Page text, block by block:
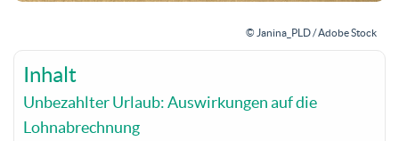
© Janina_PLD / Adobe Stock
Inhalt
Unbezahlter Urlaub: Auswirkungen auf die
Lohnabrechnung